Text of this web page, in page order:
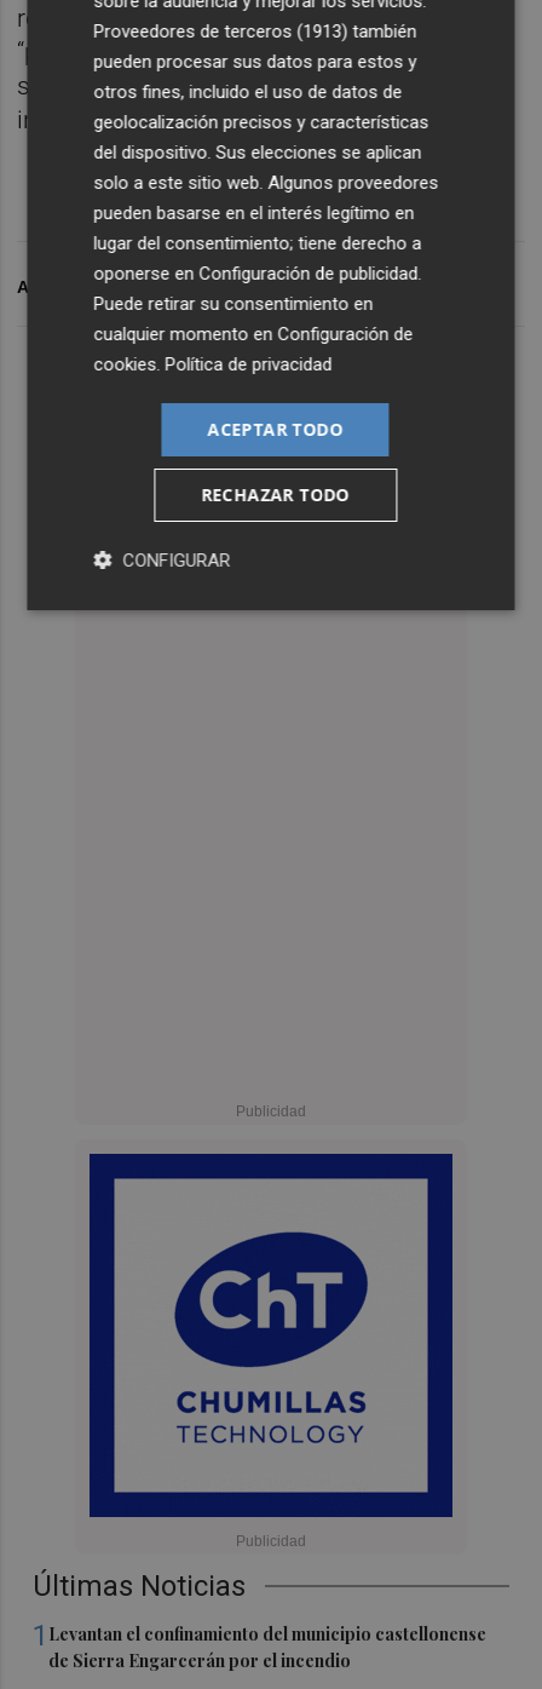
Últimas Noticias
1 Levantan el confinamiento del municipio castellonense
de Sierra Engarcerán por el incendio
resolver dudas”, siempre con cita previa
“para evitar la saturación del servicio o que
se produzcan colas y esperas innecesarias”
informan desde el consistorio de la Vall.
ARCHIVADO EN AJUNTAMENT DE LA VALL D'UIXÓ
Proveedores de terceros (1913) también
pueden procesar sus datos para estos y
otros fines, incluido el uso de datos de
geolocalización precisos y características
del dispositivo. Sus elecciones se aplican
solo a este sitio web. Algunos proveedores
pueden basarse en el interés legítimo en
lugar del consentimiento; tiene derecho a
oponerse enConfiguración de publicidad
Puede retirar su consentimiento en
cualquier momento enConfiguración de
cookies .Política de privacidad
ACEPTAR TODO
RECHAZAR TODO
CONFIGURAR